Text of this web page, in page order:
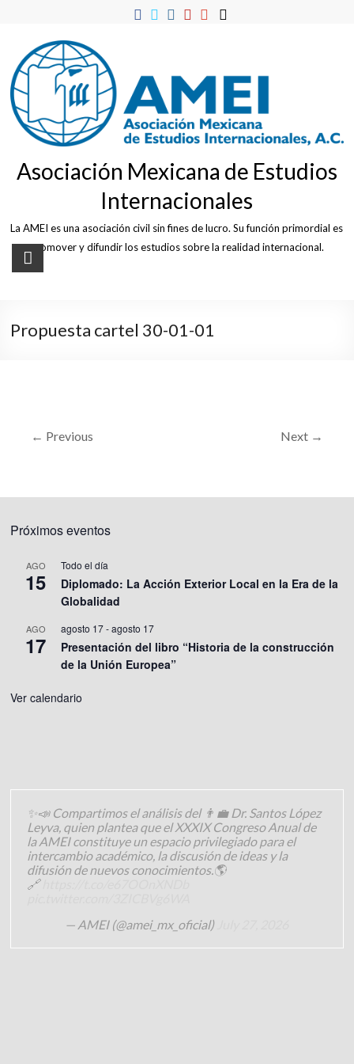
Asociación Mexicana de Estudios
Internacionales
La AMEI es una asociación civil sin fines de lucro. Su función primordial es
promover y difundir los estudios sobre la realidad internacional.
Propuesta cartel 30-01-01
← Previous Next →
Próximos eventos
AGO
15
Todo el día
Diplomado: La Acción Exterior Local en la Era de la
Globalidad
AGO
17
agosto 17-agosto 17
Presentación del libro “Historia de la construcción
de la Unión Europea”
Ver calendario
✨📣 Compartimos el análisis del 👨‍💼 Dr. Santos López
Leyva, quien plantea que el XXXIX Congreso Anual de
la AMEI constituye un espacio privilegiado para el
intercambio académico, la discusión de ideas y la
difusión de nuevos conocimientos.🌎
🔗
— AMEI (@amei_mx_oficial)